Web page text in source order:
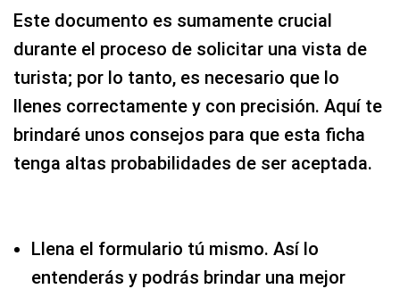
Este documento es sumamente crucial
durante el proceso de solicitar una vista de
turista; por lo tanto, es necesario que lo
llenes correctamente y con precisión. Aquí te
brindaré unos consejos para que esta ficha
tenga altas probabilidades de ser aceptada.
Llena el formulario tú mismo. Así lo
entenderás y podrás brindar una mejor